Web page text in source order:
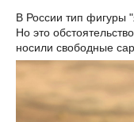
В России тип фигуры
Но это
носили свободные